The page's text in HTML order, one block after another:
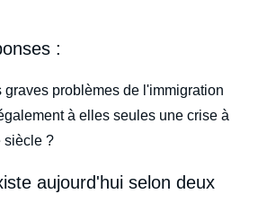
:
graves problèmes de l'immigration
à elles seules une crise à
siècle ?
aujourd'hui selon deux